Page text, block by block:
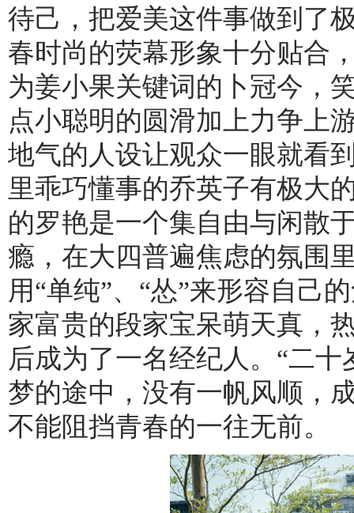
待己，把爱美这件事做到了
春时尚的荧幕形象十分贴合
为姜小果关键词的卜冠今，
点小聪明的圆滑加上力争上
地气的人设让观众一眼就看
里乖巧懂事的乔英子有极大
的罗艳是一个集自由与闲散
瘾，在大四普遍焦虑的氛围
用“单纯”、“怂”来形容自己
家富贵的段家宝呆萌天真，
后成为了一名经纪人。“二
梦的途中，没有一帆风顺，
不能阻挡青春的一往无前。